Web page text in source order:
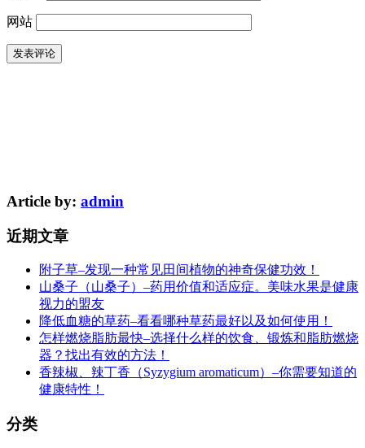
网站
Article by: admin
近期文章
附子草–发现一种常见田间植物的神奇保健功效！
山桑子（山桑子）–药用价值和适应症。美味水果是健康
视力的盟友
降低血糖的草药–看看哪种草药最好以及如何使用！
怎样燃烧脂肪最快–选择什么样的饮食、锻炼和脂肪燃烧
器？找出有效的方法！
香辣椒、辣丁香（Syzygium aromaticum）–你需要知道的
健康特性！
分类